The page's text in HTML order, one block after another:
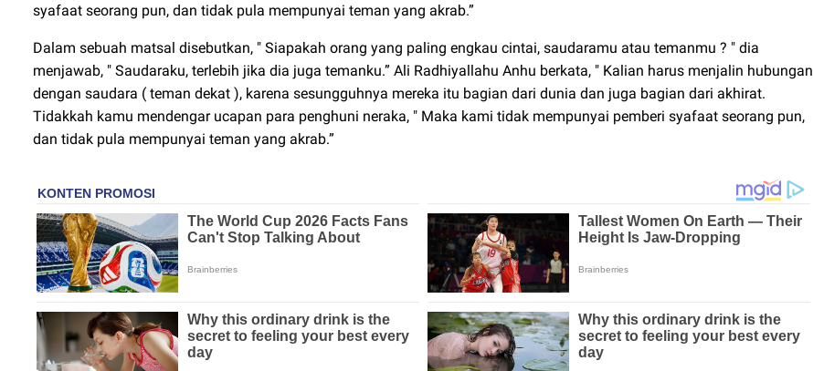
syafaat seorang pun, dan tidak pula mempunyai teman yang akrab.”
Dalam sebuah matsal disebutkan, " Siapakah orang yang paling engkau cintai, saudaramu atau temanmu ? " dia
menjawab, " Saudaraku, terlebih jika dia juga temanku.” Ali Radhiyallahu Anhu berkata, " Kalian harus menjalin hubungan
dengan saudara ( teman dekat ), karena sesungguhnya mereka itu bagian dari dunia dan juga bagian dari akhirat.
Tidakkah kamu mendengar ucapan para penghuni neraka, " Maka kami tidak mempunyai pemberi syafaat seorang pun,
dan tidak pula mempunyai teman yang akrab.”